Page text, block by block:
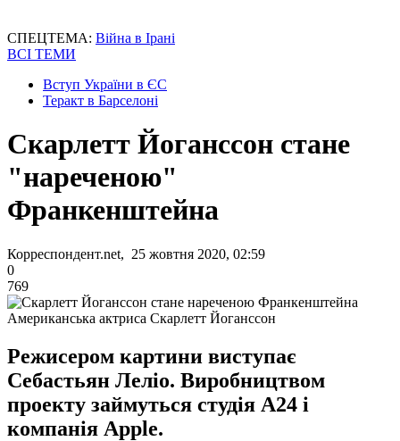
СПЕЦТЕМА: Війна в Ірані
ВСІ ТЕМИ
Вступ України в ЄС
Теракт в Барселоні
Скарлетт Йоганссон стане
"нареченою"
Франкенштейна
Корреспондент.net, 25 жовтня 2020, 02:59
0
769
Американська актриса Скарлетт Йоганссон
Режисером картини виступає
Себастьян Леліо. Виробництвом
проекту займуться студія A24 і
компанія Apple.